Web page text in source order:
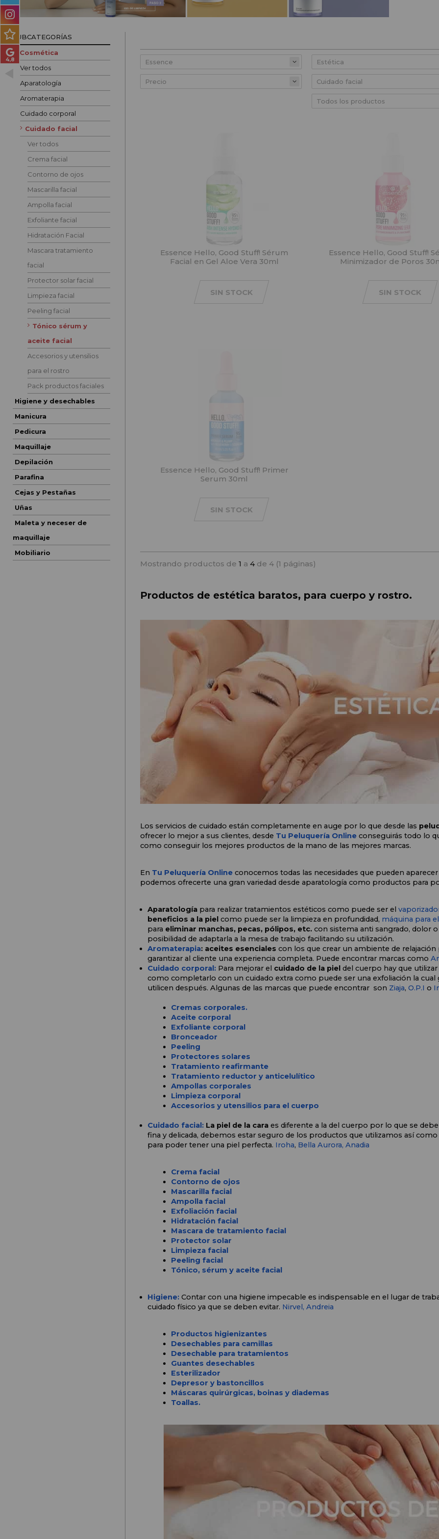
PRODUCTOS PARA
HOMBRES
MÉTODO CURLY
PACKS DE REGALO
OUTLET
BLOG
SUBCATEGORÍAS
Cosmética
Ver todos
Aparatología
Aromaterapia
Cuidado corporal
Cuidado facial
Ver todos
Crema facial
Contorno de ojos
Mascarilla facial
Ampolla facial
Exfoliante facial
Hidratación Facial
Mascara tratamiento
facial
Protector solar facial
Limpieza facial
Peeling facial
Tónico sérum y
aceite facial
Accesorios y utensilios
para el rostro
Pack productos faciales
Higiene y desechables
Manicura
Pedicura
Maquillaje
Depilación
Parafina
Cejas y Pestañas
Uñas
Maleta y neceser de
maquillaje
Mobiliario
Precio
Essence Hello, Good Stuff! Sérum
Facial en Gel Aloe Vera 30ml
SIN STOCK
Essence Hello, Good Stuff!
Minimizador de Poros
SIN STOCK
Essence Hello, Good Stuff! Primer
Serum 30ml
SIN STOCK
Mostrando productos de 1 a 4de 4 (1 páginas)
Productos de estética baratos, para cuerpo y rostro.
Los servicios de cuidado están completamente en auge por lo que desde las
ofrecer lo mejor a sus clientes, desde Tu Peluquería Online conseguirás todo lo
como conseguir los mejores productos de la mano de las mejores marcas.
En Tu Peluquería Online conocemos todas las necesidades que pueden
podemos ofrecerte una gran variedad desde aparatología como productos para
Aparatología para realizar tratamientos estéticos como puede ser el
beneficios a la piel como puede ser la limpieza en profundidad, máquina para
para eliminar manchas, pecas, pólipos, etc. con sistema anti sangrado, dolor
posibilidad de adaptarla a la mesa de trabajo facilitando su utilización.
Aromaterapia: aceites esenciales con los que crear un ambiente de
garantizar al cliente una experiencia completa. Puede encontrar marcas como
Cuidado corporal: Para mejorar el cuidado de la piel del cuerpo hay que
como completarlo con un cuidado extra como puede ser una exfoliación la
utilicen después. Algunas de las marcas que puede encontrar  son Ziaja, O.P.I o
Cremas corporales.
Aceite corporal
Exfoliante corporal
Bronceador
Peeling
Protectores solares
Tratamiento reafirmante
Tratamiento reductor y anticelulítico
Ampollas corporales
Limpieza corporal
Accesorios y utensilios para el cuerpo
Cuidado facial: La piel de la cara es diferente a la del cuerpo por lo que se
fina y delicada, debemos estar seguro de los productos que utilizamos así
para poder tener una piel perfecta. Iroha, Bella Aurora, Anadia
Crema facial
Contorno de ojos
Mascarilla facial
Ampolla facial
Exfoliación facial
Hidratación facial
Mascara de tratamiento facial
Protector solar
Limpieza facial
Peeling facial
Tónico, sérum y aceite facial
Higiene: Contar con una higiene impecable es indispensable en el lugar de
cuidado físico ya que se deben evitar. Nirvel, Andreia
Productos higienizantes
Desechables para camillas
Desechable para tratamientos
Guantes desechables
Esterilizador
Depresor y bastoncillos
Máscaras quirúrgicas, boinas y diademas
Toallas.